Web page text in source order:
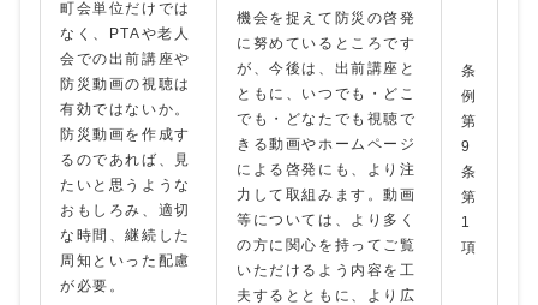
町会単位だけでは
なく、PTAや老人
会での出前講座や
防災動画の視聴は
有効ではないか。
防災動画を作成す
るのであれば、見
たいと思うような
おもしろみ、適切
な時間、継続した
周知といった配慮
が必要。
機会を捉えて防災の啓発
に努めているところです
が、今後は、出前講座と
ともに、いつでも・どこ
でも・どなたでも視聴で
きる動画やホームページ
による啓発にも、より注
力して取組みます。動画
等については、より多く
の方に関心を持ってご覧
いただけるよう内容を工
夫するとともに、より広
条
例
第
9
条
第
1
項